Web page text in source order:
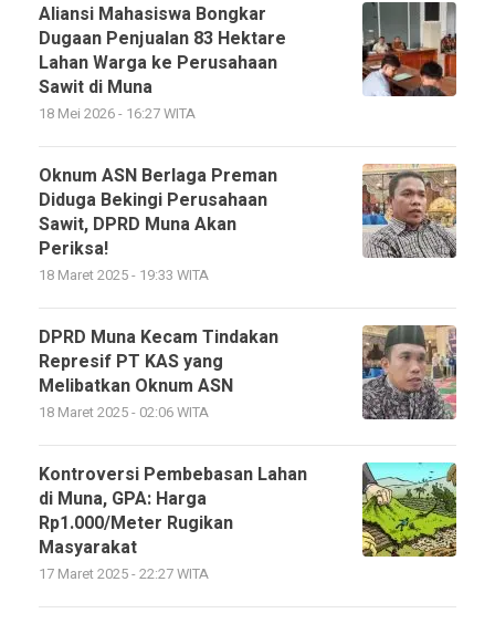
Aliansi Mahasiswa Bongkar
Dugaan Penjualan 83 Hektare
Lahan Warga ke Perusahaan
Sawit di Muna
18 Mei 2026 - 16:27 WITA
Oknum ASN Berlaga Preman
Diduga Bekingi Perusahaan
Sawit, DPRD Muna Akan
Periksa!
18 Maret 2025 - 19:33 WITA
DPRD Muna Kecam Tindakan
Represif PT KAS yang
Melibatkan Oknum ASN
18 Maret 2025 - 02:06 WITA
Kontroversi Pembebasan Lahan
di Muna, GPA: Harga
Rp1.000/Meter Rugikan
Masyarakat
17 Maret 2025 - 22:27 WITA